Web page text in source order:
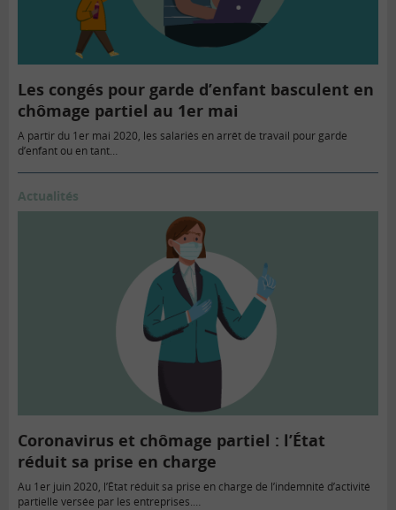
Les congés pour garde d’enfant basculent en
chômage partiel au 1er mai
A partir du 1er mai 2020, les salariés en arrêt de travail pour garde
d’enfant ou en tant…
Actualités
Coronavirus et chômage partiel : l’État
réduit sa prise en charge
Au 1er juin 2020, l’État réduit sa prise en charge de l’indemnité d’activité
partielle versée par les entreprises.…